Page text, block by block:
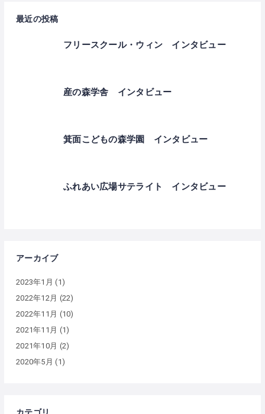
最近の投稿
フリースクール・ウィン インタビュー
産の森学舎 インタビュー
箕面こどもの森学園 インタビュー
ふれあい広場サテライト インタビュー
アーカイブ
2023年1月 (1)
2022年12月 (22)
2022年11月 (10)
2021年11月 (1)
2021年10月 (2)
2020年5月 (1)